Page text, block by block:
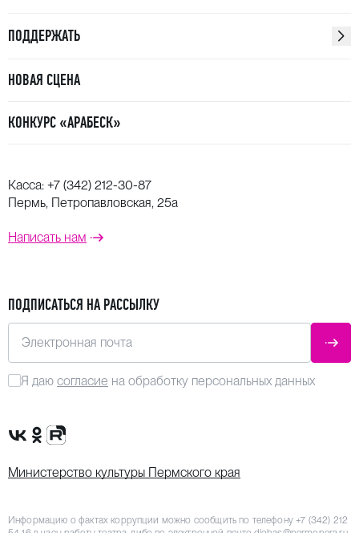
ПОДДЕРЖАТЬ
НОВАЯ СЦЕНА
КОНКУРС «АРАБЕСК»
Касса: +7 (342) 212-30-87
Пермь, Петропавловская, 25а
Написать нам
ПОДПИСАТЬСЯ НА РАССЫЛКУ
Электронная почта
Я даю согласие на обработку персональных данных
Сообщество VK
Группа в одноклассниках
Канал Rutube
Министерство культуры Пермского края
Информацию о фактах коррупции можно сообщить по телефону+7 (342) 212